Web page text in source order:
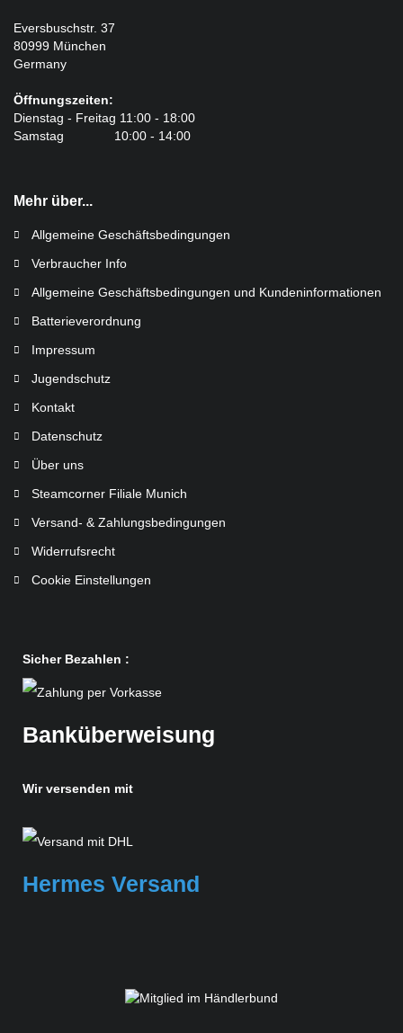
Eversbuschstr. 37
80999 München
Germany
Öffnungszeiten:
Dienstag - Freitag 11:00 - 18:00
Samstag 10:00 - 14:00
Mehr über...
Allgemeine Geschäftsbedingungen
Verbraucher Info
Allgemeine Geschäftsbedingungen und Kundeninformationen
Batterieverordnung
Impressum
Jugendschutz
Kontakt
Datenschutz
Über uns
Steamcorner Filiale Munich
Versand- & Zahlungsbedingungen
Widerrufsrecht
Cookie Einstellungen
Sicher Bezahlen :
Banküberweisung
Wir versenden mit
Hermes Versand